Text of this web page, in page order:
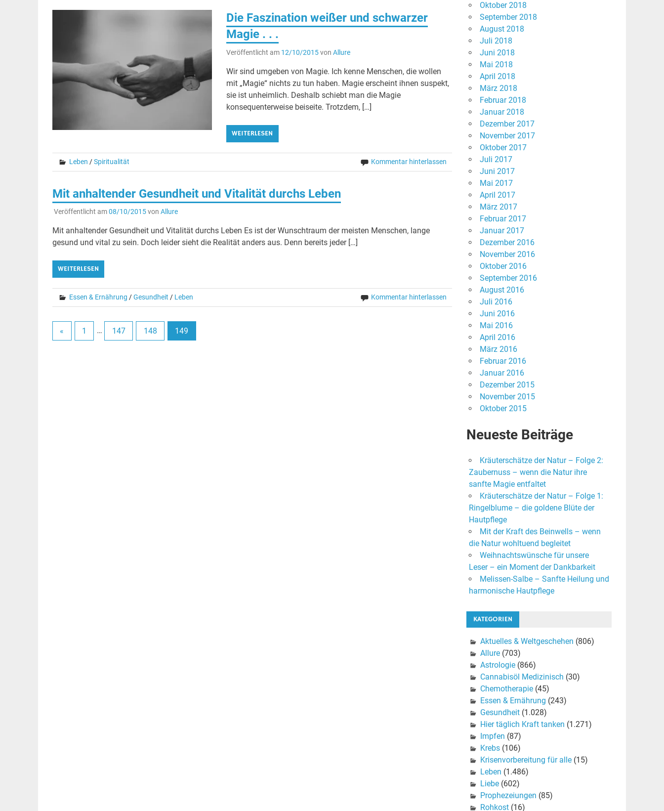
Die Faszination weißer und schwarzer
Magie . . .
Veröffentlicht am 12/10/2015vonAllure
Wir sind umgeben von Magie. Ich kenne Menschen, die wollen
mit „Magie“ nichts zu tun haben. Magie erscheint ihnen suspekt,
sie ist unheimlich. Deshalb schiebt man die Magie
konsequenterweise beiseite. Trotzdem, […]
WEITERLESEN
Leben /Spiritualität Kommentar hinterlassen
Mit anhaltender Gesundheit und Vitalität durchs Leben
Veröffentlicht am08/10/2015von Allure
Mit anhaltender Gesundheit und Vitalität durchs Leben Es ist der Wunschtraum der meisten Menschen, lange
gesund und vital zu sein. Doch leider sieht die Realität anders aus. Denn bereits jeder […]
WEITERLESEN
Essen & Ernährung /Gesundheit / Leben Kommentar hinterlassen
« 1 … 147 148 149
Oktober 2018
September 2018
August 2018
Juli 2018
Juni 2018
Mai 2018
April 2018
März 2018
Februar 2018
Januar 2018
Dezember 2017
November 2017
Oktober 2017
Juli 2017
Juni 2017
Mai 2017
April 2017
März 2017
Februar 2017
Januar 2017
Dezember 2016
November 2016
Oktober 2016
September 2016
August 2016
Juli 2016
Juni 2016
Mai 2016
April 2016
März 2016
Februar 2016
Januar 2016
Dezember 2015
November 2015
Oktober 2015
Neueste Beiträge
Kräuterschätze der Natur – Folge 2:
Zaubernuss – wenn die Natur ihre
sanfte Magie entfaltet
Kräuterschätze der Natur – Folge 1:
Ringelblume – die goldene Blüte der
Hautpflege
Mit der Kraft des Beinwells – wenn
die Natur wohltuend begleitet
Weihnachtswünsche für unsere
Leser – ein Moment der Dankbarkeit
Melissen-Salbe – Sanfte Heilung und
harmonische Hautpflege
KATEGORIEN
Aktuelles & Weltgeschehen (806)
Allure(703)
Astrologie(866)
Cannabisöl Medizinisch (30)
Chemotherapie(45)
Essen & Ernährung (243)
Gesundheit(1.028)
Hier täglich Kraft tanken (1.271)
Impfen (87)
Krebs(106)
Krisenvorbereitung für alle(15)
Leben (1.486)
Liebe(602)
Prophezeiungen (85)
Rohkost(16)